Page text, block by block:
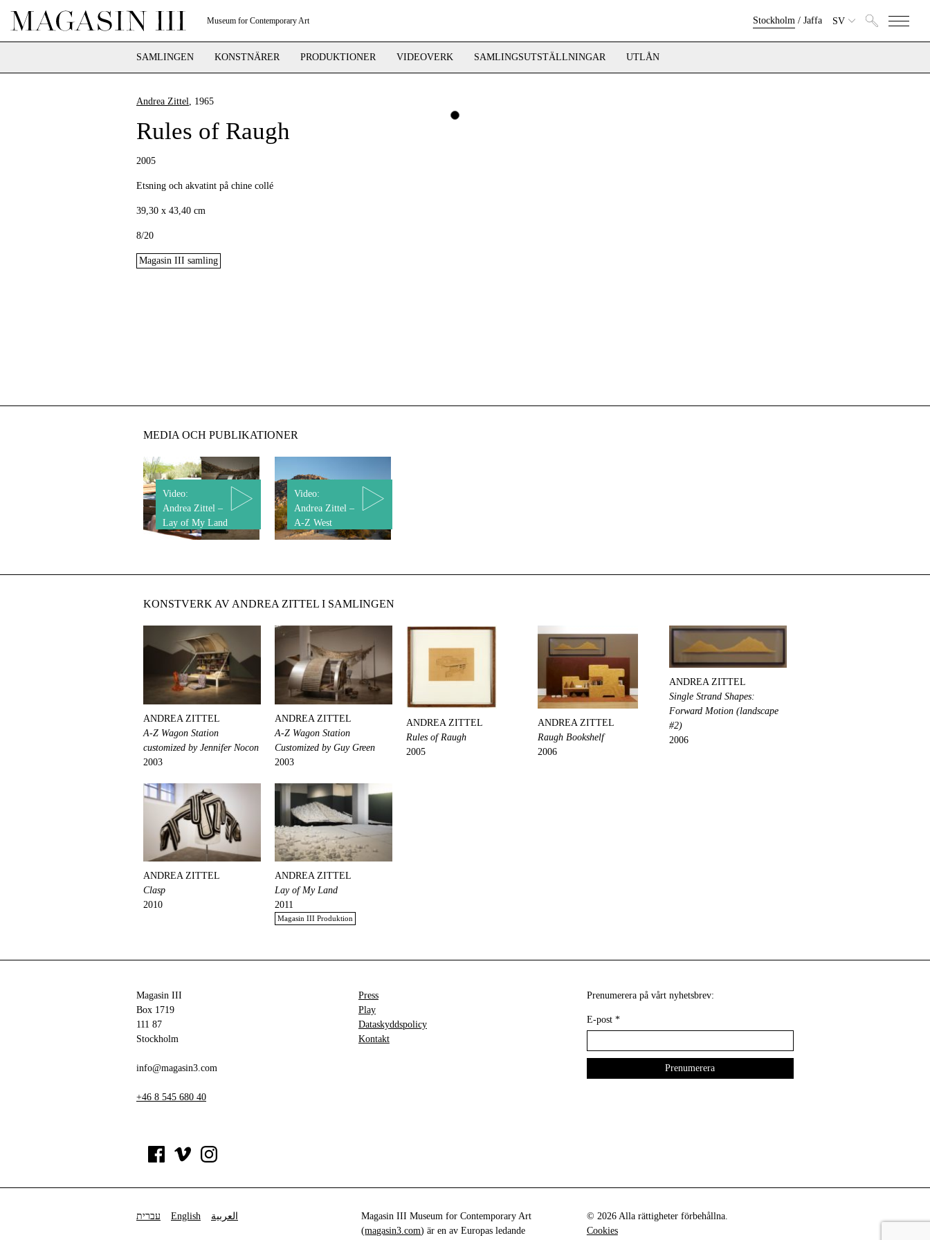
Museum for Contemporary Art Stockholm/ Jaffa SV
SAMLINGEN KONSTNÄRER PRODUKTIONER VIDEOVERK SAMLINGSUTSTÄLLNINGAR UTLÅN
Andrea Zittel, 1965
Rules of Raugh
2005
Etsning och akvatint på chine collé
39,30 x 43,40 cm
8/20
Magasin III samling
MEDIA OCH PUBLIKATIONER
Video:
Andrea Zittel –
Lay of My Land
Video:
Andrea Zittel –
A-Z West
KONSTVERK AV ANDREA ZITTEL I SAMLINGEN
ANDREA ZITTEL
A-Z Wagon Station
customized by Jennifer Nocon
2003
ANDREA ZITTEL
A-Z Wagon Station
Customized by Guy Green
2003
ANDREA ZITTEL
Rules of Raugh
2005
ANDREA ZITTEL
Raugh Bookshelf
2006
ANDREA ZITTEL
Single Strand Shapes:
Forward Motion (landscape
#2)
2006
ANDREA ZITTEL
Clasp
2010
ANDREA ZITTEL
Lay of My Land
2011
Magasin III Produktion
Magasin III
Box 1719
111 87
Stockholm
info@magasin3.com
+46 8 545 680 40
Press
Play
Dataskyddspolicy
Kontakt
Prenumerera på vårt nyhetsbrev:
E-post *
עברית English العربية
Magasin III Museum for Contemporary Art
(magasin3.com) är en av Europas ledande
© 2026 Alla rättigheter förbehållna.
Cookies